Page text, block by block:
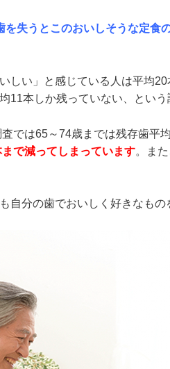
を失うとこのおいしそうな定食
しい」と感じている人は平均
11本しか残っていない、という
では65～74歳までは残存歯平
で減ってしまっています。ま
自分の歯でおいしく好きなもの